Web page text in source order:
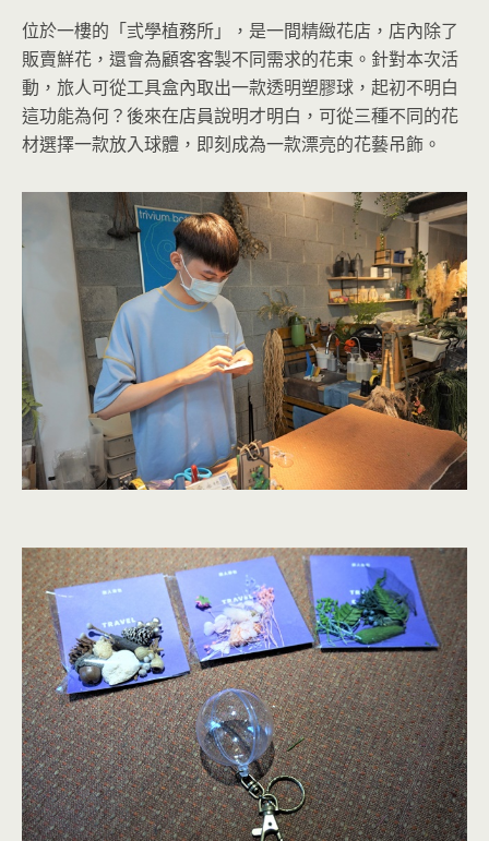
位於一樓的「弎學植務所」，是一間精緻花店，店內除了
販賣鮮花，還會為顧客客製不同需求的花束。針對本次活
動，旅人可從工具盒內取出一款透明塑膠球，起初不明白
這功能為何？後來在店員說明才明白，可從三種不同的花
材選擇一款放入球體，即刻成為一款漂亮的花藝吊飾。